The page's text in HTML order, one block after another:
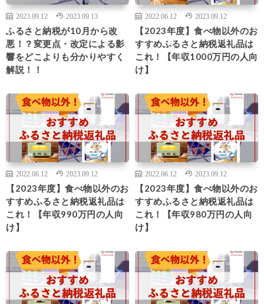
2023.09.12 2023.09.13
ふるさと納税が10月から改
悪！？変更点・改定による影
響をどこよりも分かりやすく
解説！！
2022.06.12 2023.09.12
【2023年度】食べ物以外のお
すすめふるさと納税返礼品は
これ！【年収1000万円の人向
け】
2022.06.12 2023.09.12
【2023年度】食べ物以外のお
すすめふるさと納税返礼品は
これ！【年収990万円の人向
け】
2022.06.12 2023.09.12
【2023年度】食べ物以外のお
すすめふるさと納税返礼品は
これ！【年収980万円の人向
け】